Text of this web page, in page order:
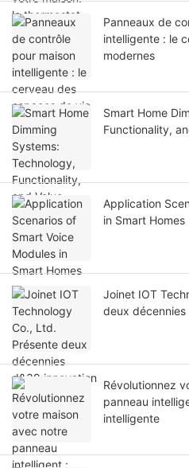
Panneaux de
intelligente : le
modernes
Smart Home
Functionality,
Application
in Smart Homes
Joinet IOT
deux
Révolutionnez
panneau
intelligente